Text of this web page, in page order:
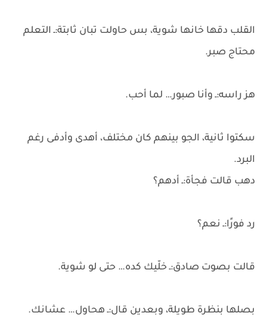
القلب دقها خانها شوية، بس حاولت تبان ثابتة:ـ التعلم
محتاج صبر.
هز راسه:ـ وأنا صبور… لما أحب.
سكتوا ثانية، الجو بينهم كان مختلف، أهدى وأدفى رغم
البرد.
دهب قالت فجأة:ـ أدهم؟
رد فورًا:ـ نعم؟
قالت بصوت صادق:ـ خلّيك كده… حتى لو شوية.
بصلها بنظرة طويلة، وبعدين قال:ـ هحاول… عشانك.